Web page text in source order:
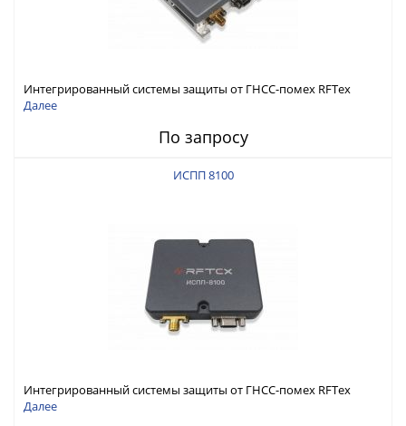
Интегрированный системы защиты от ГНСС-помех RFТех
ИСПП 8200
Далее
По запросу
ИСПП 8100
Интегрированный системы защиты от ГНСС-помех RFТех
ИСПП 8100
Далее